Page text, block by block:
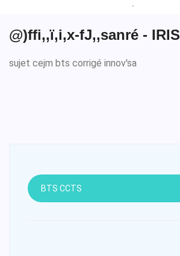
@)ffi,,ï,i,x-fJ,,sanré - IRIS
sujet cejm bts corrigé innov'sa